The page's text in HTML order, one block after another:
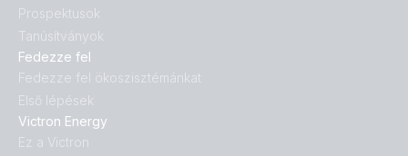
Fedezze fel
Fedezze fel ökoszisztémánkat
Első lépések
Victron Energy
Ez a Victron
Prospektusok
Tanúsítványok